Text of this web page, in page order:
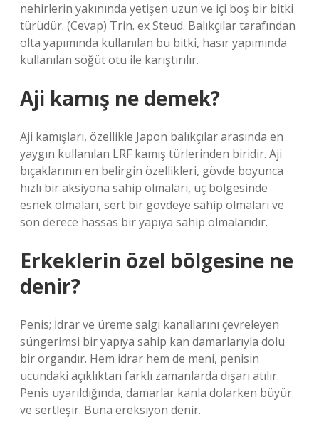
nehirlerin yakınında yetişen uzun ve içi boş bir bitki
türüdür. (Cevap) Trin. ex Steud. Balıkçılar tarafından
olta yapımında kullanılan bu bitki, hasır yapımında
kullanılan söğüt otu ile karıştırılır.
Aji kamış ne demek?
Aji kamışları, özellikle Japon balıkçılar arasında en
yaygın kullanılan LRF kamış türlerinden biridir. Aji
bıçaklarının en belirgin özellikleri, gövde boyunca
hızlı bir aksiyona sahip olmaları, uç bölgesinde
esnek olmaları, sert bir gövdeye sahip olmaları ve
son derece hassas bir yapıya sahip olmalarıdır.
Erkeklerin özel bölgesine ne
denir?
Penis; İdrar ve üreme salgı kanallarını çevreleyen
süngerimsi bir yapıya sahip kan damarlarıyla dolu
bir organdır. Hem idrar hem de meni, penisin
ucundaki açıklıktan farklı zamanlarda dışarı atılır.
Penis uyarıldığında, damarlar kanla dolarken büyür
ve sertleşir. Buna ereksiyon denir.